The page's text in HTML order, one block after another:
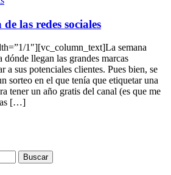
las redes sociales
1″][vc_column_text]La semana
dónde llegan las grandes marcas
a sus potenciales clientes. Pues bien, se
sorteo en el que tenía que etiquetar una
tener un año gratis del canal (es que me
[…]